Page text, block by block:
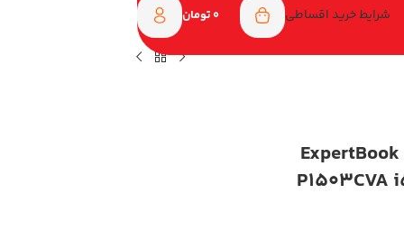
شرایط خرید اقساطی 0 تومان
لپ تاپ ایسوس 15.6 اینچی مدل ExpertBook
P1503CVA